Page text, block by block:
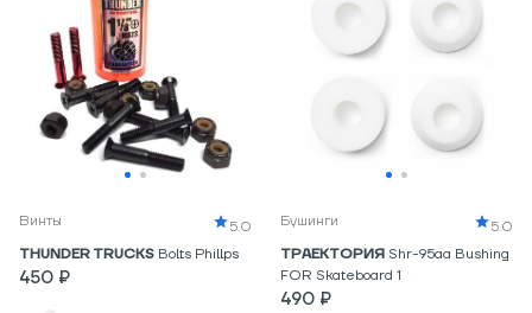
Винты
5.0
THUNDER TRUCKS Bolts Phillps
450 ₽
Бушинги
5.0
ТРАЕКТОРИЯ Shr-95aa Bushing
FOR Skateboard 1
490 ₽